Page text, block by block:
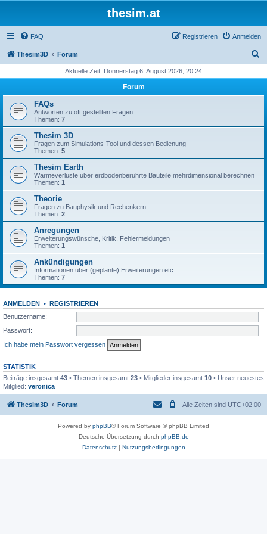
thesim.at
FAQ Anmelden
Registrieren
Thesim3D Forum
h
Aktuelle Zeit: Donnerstag 6. August 2026, 20:24
Forum
FAQs
Antworten zu oft gestellten Fragen
Themen: 7
Thesim 3D
Fragen zum Simulations-Tool und dessen Bedienung
Themen: 5
Thesim Earth
Wärmeverluste über erdbodenberührte Bauteile mehrdimensional berechnen
Themen: 1
Theorie
Fragen zu Bauphysik und Rechenkern
Themen: 2
Anregungen
Erweiterungswünsche, Kritik, Fehlermeldungen
Themen: 1
Ankündigungen
Informationen über (geplante) Erweiterungen etc.
Themen: 7
ANMELDEN • REGISTRIEREN
Benutzername:
Passwort:
Ich habe mein Passwort vergessen
STATISTIK
Beiträge insgesamt 43 • Themen insgesamt 23 • Mitglieder insgesamt 10 • Unser neuestes
Mitglied: veronica
Thesim3D Forum Alle Zeiten sind UTC+02:00
Powered by phpBB® Forum Software © phpBB Limited
Deutsche Übersetzung durch phpBB.de
Datenschutz| Nutzungsbedingungen